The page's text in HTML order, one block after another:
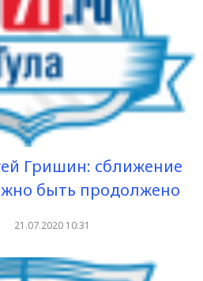
Гришин: сближение
быть продолжено
21.07.2020 10:31